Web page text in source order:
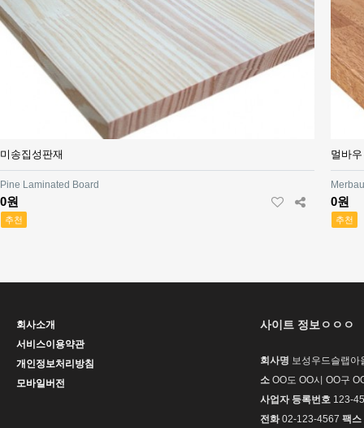
미송집성판재
Pine Laminated Board
0원
추천
멀바
0원
추천
회사소개
서비스이용약관
개인정보처리방침
모바일버전
사이트 정보ㅇㅇㅇ
회사명 보성우드슬랩아
소 OO도 OO시 OO구
사업자 등록번호 123-
전화02-123-4567 팩스